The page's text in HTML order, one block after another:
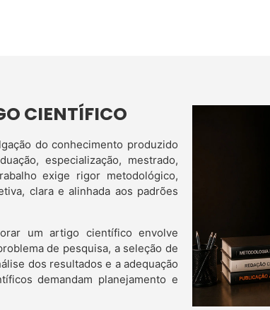
CIENTÍFICO
do conhecimento produzido
especialização, mestrado,
exige rigor metodológico,
clara e alinhada aos padrões
um artigo científico envolve
de pesquisa, a seleção de
dos resultados e a adequação
demandam planejamento e